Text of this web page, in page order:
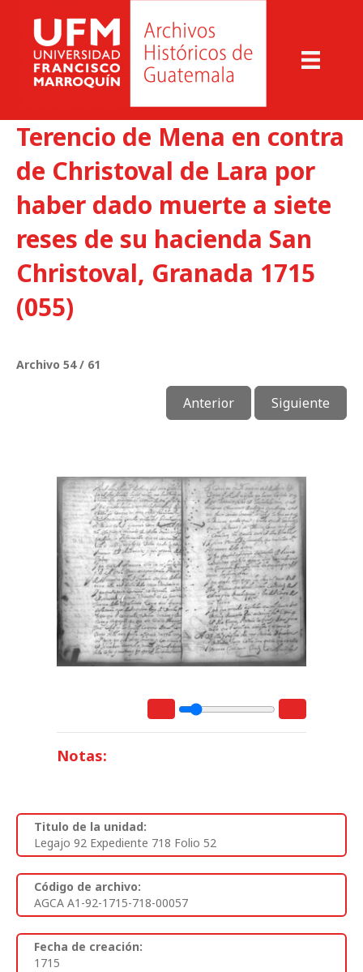
Terencio de Mena en contra
de Christoval de Lara por
haber dado muerte a siete
reses de su hacienda San
Christoval, Granada 1715
(055)
Archivo 54 / 61
Anterior Siguiente
Notas:
Titulo de la unidad:
Legajo 92 Expediente 718 Folio 52
Código de archivo:
AGCA A1-92-1715-718-00057
Fecha de creación:
1715